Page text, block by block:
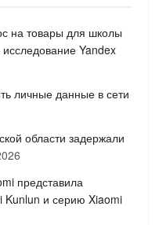
на товары для школы
Yandex
личные данные в сети
области задержали
представила
Kunlun и серию Xiaomi